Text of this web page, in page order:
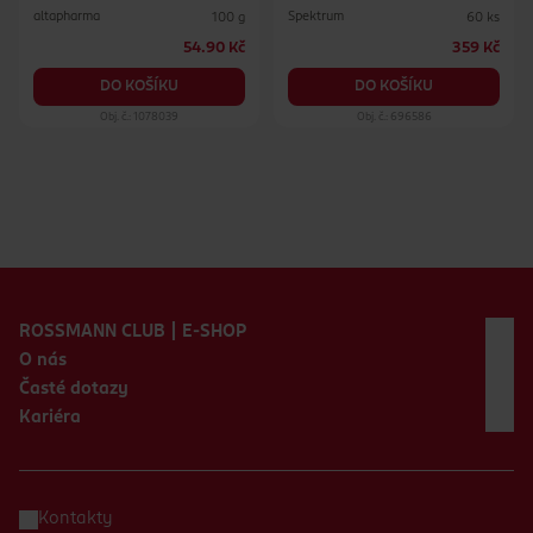
altapharma 100 g
54.90 Kč
DO KOŠÍKU
Obj. č.: 1078039
Spektrum 60 ks
359 Kč
DO KOŠÍKU
Obj. č.: 696586
ROSSMANN CLUB | E-SHOP
O nás
Časté dotazy
Kariéra
Kontakty